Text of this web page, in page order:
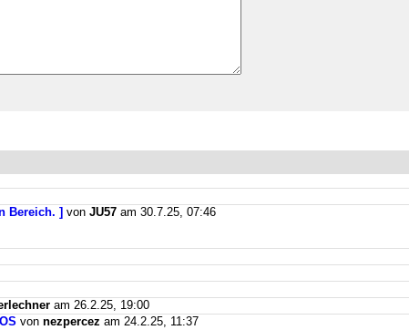
Bereich. ] von JU57 am 30.7.25, 07:46
am 26.2.25, 19:00
von nezpercez am 24.2.25, 11:37